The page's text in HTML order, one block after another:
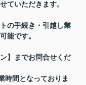
ていただきます。
の手続き・引越し業
能です。
】までお問合せくだ
時間となっておりま